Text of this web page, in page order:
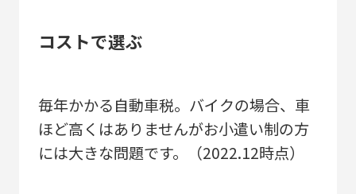
コストで選ぶ
毎年かかる自動車税。バイクの場合、車
ほど高くはありませんがお小遣い制の方
には大きな問題です。（2022.12時点）